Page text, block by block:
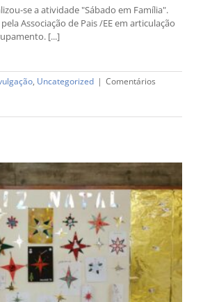
se a atividade "Sábado em Família".
Associação de Pais /EE em articulação
[...]
, Uncategorized | Comentários